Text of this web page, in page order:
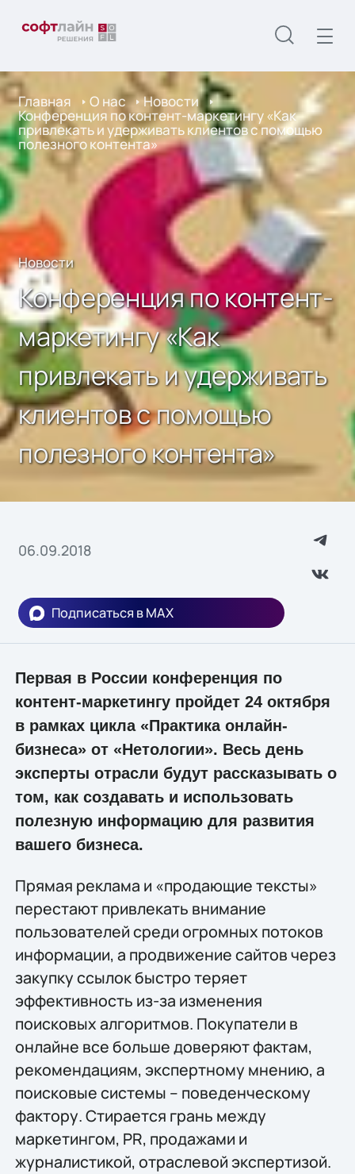
Главная О нас Новости
Конференция по контент-маркетингу «Как
привлекать и удерживать клиентов с помощью
полезного контента»
Новости
Конференция по контент-
маркетингу «Как
привлекать и удерживать
клиентов с помощью
полезного контента»
06.09.2018
Подписаться в MAX
Первая в России конференция по
контент-маркетингу пройдет 24 октября
в рамках цикла «Практика онлайн-
бизнеса» от «Нетологии». Весь день
эксперты отрасли будут рассказывать о
том, как создавать и использовать
полезную информацию для развития
вашего бизнеса.
Прямая реклама и «продающие тексты»
перестают привлекать внимание
пользователей среди огромных потоков
информации, а продвижение сайтов через
закупку ссылок быстро теряет
эффективность из-за изменения
поисковых алгоритмов. Покупатели в
онлайне все больше доверяют фактам,
рекомендациям, экспертному мнению, а
поисковые системы – поведенческому
фактору. Стирается грань между
маркетингом, PR, продажами и
журналистикой, отраслевой экспертизой.